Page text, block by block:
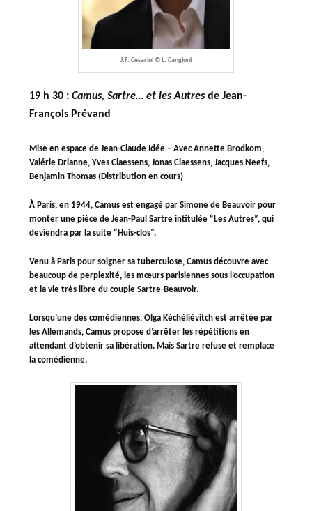
J.F. Cesarini © L. Cangioni
19 h 30 :Camus, Sartre… et les Autresde Jean-
François Prévand
Mise en espace de Jean-Claude Idée – Avec Annette Brodkom,
Valérie Drianne, Yves Claessens, Jonas Claessens, Jacques Neefs,
Benjamin Thomas (Distribution en cours)
À Paris, en 1944, Camus est engagé par Simone de Beauvoir pour
monter une pièce de Jean-Paul Sartre intitulée “Les Autres”, qui
deviendra par la suite “Huis-clos”.
Venu à Paris pour soigner sa tuberculose, Camus découvre avec
beaucoup de perplexité, les mœurs parisiennes sous l’occupation
et la vie très libre du couple Sartre-Beauvoir.
Lorsqu’une des comédiennes, Olga Kéchéliévitch est arrêtée par
les Allemands, Camus propose d’arrêter les répétitions en
attendant d’obtenir sa libération. Mais Sartre refuse et remplace
la comédienne.